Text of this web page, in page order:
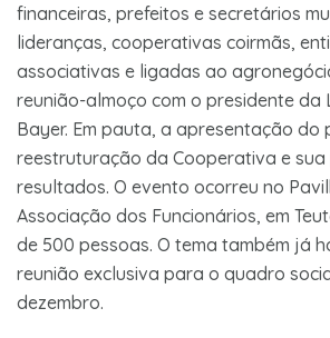
financeiras, prefeitos e secretários
lideranças, cooperativas coirmãs,
associativas e ligadas ao
reunião-almoço com o presidente da
Bayer. Em pauta, a apresentação do
reestruturação da Cooperativa e
resultados. O evento ocorreu no
Associação dos Funcionários, em
de 500 pessoas. O tema também já
reunião exclusiva para o quadro
dezembro.